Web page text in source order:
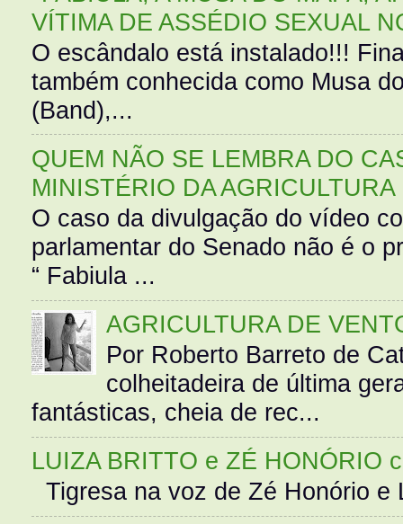
VÍTIMA DE ASSÉDIO SEXUAL
O escândalo está instalado!!!
também conhecida como Musa
(Band),...
QUEM NÃO SE LEMBRA DO
MINISTÉRIO DA AGRICULTURA
O caso da divulgação do vídeo
parlamentar do Senado não é o
“ Fabiula ...
AGRICULTURA DE
Por Roberto Barreto de
colheitadeira de última
fantásticas, cheia de rec...
LUIZA BRITTO e ZÉ HONÓRIO
Tigresa na voz de Zé Honório